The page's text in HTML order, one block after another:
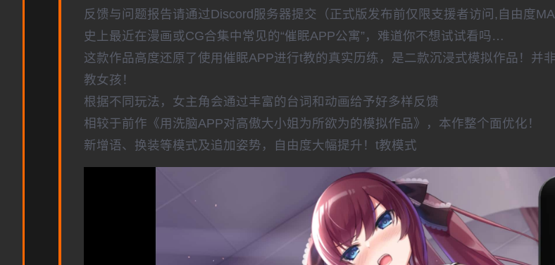
反馈与问题报告请通过Discord服务器提交（正式版发布前仅限支援者访问,自由度
史上最近在漫画或CG合集中常见的“催眠APP公寓”，难道你不想试试看吗…
这款作品高度还原了使用催眠APP进行t教的真实历练，是二款沉浸式模拟作品！并
教女孩！
根据不同玩法，女主角会通过丰富的台词和动画给予好多样反馈
相较于前作《用洗脑APP对高傲大小姐为所欲为的模拟作品》，本作整个面优化！
新增语、换装等模式及追加姿势，自由度大幅提升！t教模式